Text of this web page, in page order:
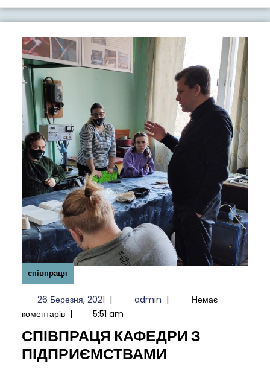
співпраця
26 Березня, 202126
Березня,
| admin admin
|
Немає
коментарів | 5:51 am
СПІВПРАЦЯ КАФЕДРИ З
ПІДПРИЄМСТВАМИ